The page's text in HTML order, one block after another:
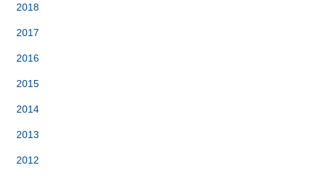
2018
2017
2016
2015
2014
2013
2012